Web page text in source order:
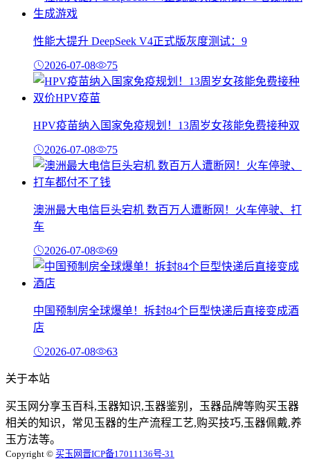
性能大提升 DeepSeek V4正式版灰度测试：9
2026-07-08 75
HPV疫苗纳入国家免疫规划！13周岁女孩能免费接种双
2026-07-08 75
澳洲最大电信巨头宕机 数百万人遭断网！火车停驶、打
车
2026-07-08 69
中国预制房全球爆单！拆封84个巨型快递后直接变成酒
店
2026-07-08 63
关于本站
买玉网分享玉百科,玉器知识,玉器鉴别，玉器品牌等购买玉器
相关的知识，常见玉器的生产流程工艺,购买技巧,玉器佩戴,养
玉方法等。
Copyright © 买玉网晋ICP备17011136号-31